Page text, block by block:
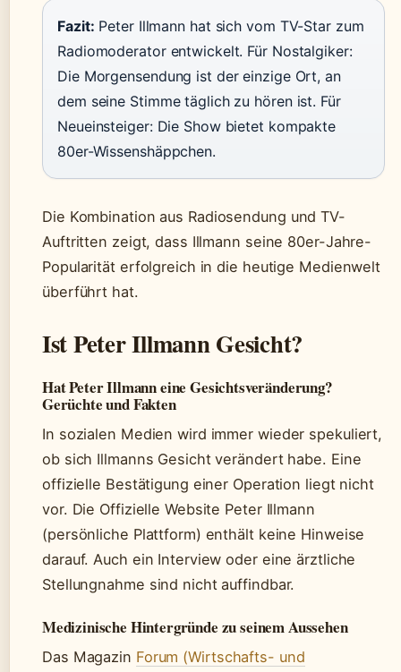
Fazit: Peter Illmann hat sich vom TV-Star zum
Radiomoderator entwickelt. Für Nostalgiker:
Die Morgensendung ist der einzige Ort, an
dem seine Stimme täglich zu hören ist. Für
Neueinsteiger: Die Show bietet kompakte
80er-Wissenshäppchen.
Die Kombination aus Radiosendung und TV-
Auftritten zeigt, dass Illmann seine 80er-Jahre-
Popularität erfolgreich in die heutige Medienwelt
überführt hat.
Ist Peter Illmann Gesicht?
Hat Peter Illmann eine Gesichtsveränderung?
Gerüchte und Fakten
In sozialen Medien wird immer wieder spekuliert,
ob sich Illmanns Gesicht verändert habe. Eine
offizielle Bestätigung einer Operation liegt nicht
vor. Die Offizielle Website Peter Illmann
(persönliche Plattform) enthält keine Hinweise
darauf. Auch ein Interview oder eine ärztliche
Stellungnahme sind nicht auffindbar.
Medizinische Hintergründe zu seinem Aussehen
Das Magazin Forum (Wirtschafts- und